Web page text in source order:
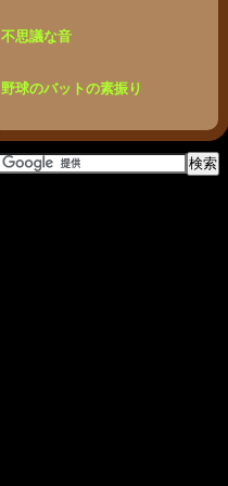
不思議な音
野球のバットの素振り